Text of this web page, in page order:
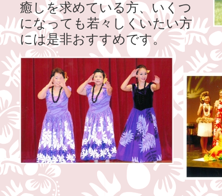
癒しを求めている方、いくつ
になっても若々しくいたい方
には是非おすすめです。